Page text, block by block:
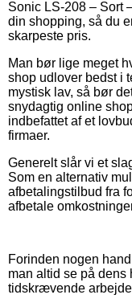
Sonic LS-208 – Sort
din shopping, så du
skarpeste pris.
Man bør lige meget
shop udlover bedst i
mystisk lav, så bør
snydagtig online
indbefattet af et
firmaer.
Generelt slår vi et
Som en alternativ
afbetalingstilbud fra
afbetale
Forinden nogen
man altid se på dens
tidskrævende